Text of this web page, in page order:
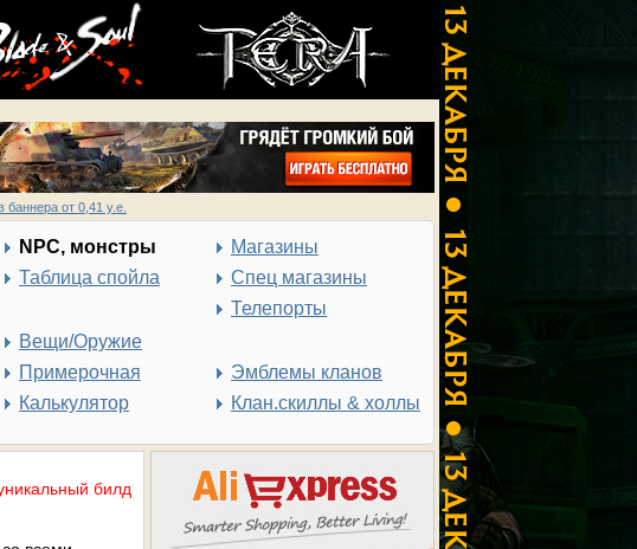
баннера от 0,41 у.е.
NPC, монстры
Таблица спойла
Вещи/Оружие
Примерочная
Калькулятор
Магазины
Спец магазины
Телепорты
Эмблемы кланов
Клан.скиллы & холлы
билд